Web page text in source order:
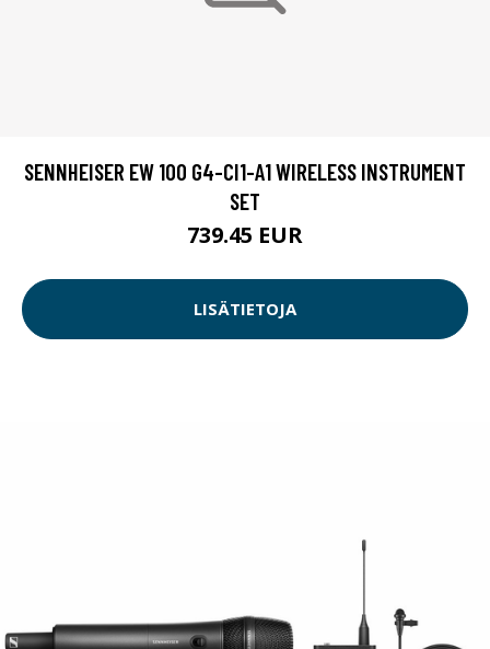
SENNHEISER EW 100 G4-CI1-A1 WIRELESS INSTRUMENT
SET
739.45 EUR
LISÄTIETOJA